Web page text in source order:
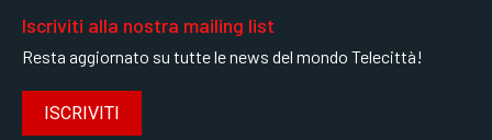
Iscriviti alla nostra mailing list
Resta aggiornato su tutte le news del mondo Telecittà!
ISCRIVITI